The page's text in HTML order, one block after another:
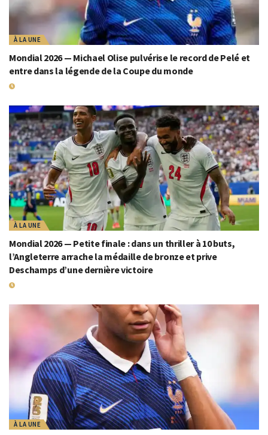
À LA UNE
Mondial 2026 — Michael Olise pulvérise le record de Pelé et
entre dans la légende de la Coupe du monde
À LA UNE
Mondial 2026 — Petite finale : dans un thriller à 10 buts,
l’Angleterre arrache la médaille de bronze et prive
Deschamps d’une dernière victoire
À LA UNE